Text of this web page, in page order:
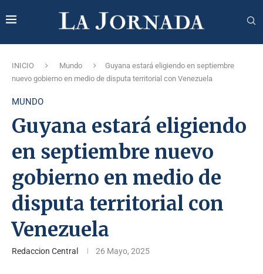
INICIO Mundo
Guyana estará eligiendo en septiembre
nuevo gobierno en medio de disputa territorial con Venezuela
MUNDO
Guyana estará eligiendo
en septiembre nuevo
gobierno en medio de
disputa territorial con
Venezuela
Redaccion Central 26 Mayo, 2025